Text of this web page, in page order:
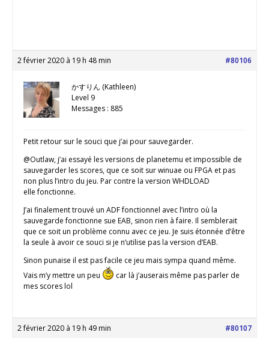
2 février 2020 à 19 h 48 min #80106
かすりん (Kathleen)
Level 9
Messages : 885
Petit retour sur le souci que j’ai pour sauvegarder.
@Outlaw, j’ai essayé les versions de planetemu et impossible de
sauvegarder les scores, que ce soit sur winuae ou FPGA et pas
non plus l’intro du jeu. Par contre la version WHDLOAD
elle fonctionne.
J’ai finalement trouvé un ADF fonctionnel avec l’intro où la
sauvegarde fonctionne sue EAB, sinon rien à faire. Il semblerait
que ce soit un problème connu avec ce jeu. Je suis étonnée d’être
la seule à avoir ce souci si je n’utilise pas la version d’EAB.
Sinon punaise il est pas facile ce jeu mais sympa quand même.
Vais m’y mettre un peu
car là j’auserais même pas parler de
mes scores lol
2 février 2020 à 19 h 49 min #80107